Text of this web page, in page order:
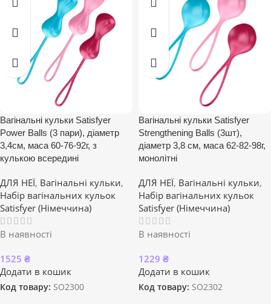
Вагінальні кульки Satisfyer
Power Balls (3 пари), діаметр
3,4см, маса 60-76-92г, з
кулькою всередині
ДЛЯ НЕЇ, Вагінальні кульки,
Набір вагінальних кульок
Satisfyer (Німеччина)
В наявності
1525 ₴
Додати в кошик
Код товару: SO2300
Вагінальні кульки Satisfyer
Strengthening Balls (3шт),
діаметр 3,8 см, маса 62-82-98г,
монолітні
ДЛЯ НЕЇ, Вагінальні кульки,
Набір вагінальних кульок
Satisfyer (Німеччина)
В наявності
1229 ₴
Додати в кошик
Код товару: SO2302